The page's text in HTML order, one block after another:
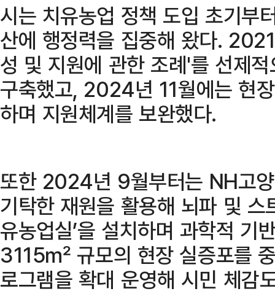
시는 치유농업 정책 도입 초기부
산에 행정력을 집중해 왔다.
성 및 지원에 관한 조례'를 선제
구축했고, 2024년 11월에는 현
하며 지원체계를 보완했다.
또한 2024년 9월부터는 NH고
기탁한 재원을 활용해 뇌파 및 스
유농업실’을 설치하며 과학적 기
3115㎡ 규모의 현장 실증포를
로그램을 확대 운영해 시민 체감